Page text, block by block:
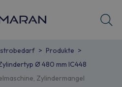
Produkte
Ø 480 mm IC448
Zylindermangel